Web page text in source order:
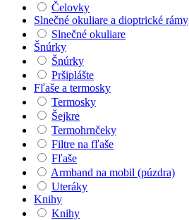
Čelovky
Slnečné okuliare a dioptrické rámy
Slnečné okuliare
Šnúrky
Šnúrky
Pršiplášte
Fľaše a termosky
Termosky
Šejkre
Termohrnčeky
Filtre na fľaše
Fľaše
Armband na mobil (púzdra)
Uteráky
Knihy
Knihy